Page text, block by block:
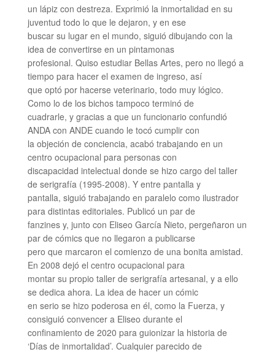
un lápiz con destreza. Exprimió la inmortalidad en su
juventud todo lo que le dejaron, y en ese
buscar su lugar en el mundo, siguió dibujando con la
idea de convertirse en un pintamonas
profesional. Quiso estudiar Bellas Artes, pero no llegó a
tiempo para hacer el examen de ingreso, así
que optó por hacerse veterinario, todo muy lógico.
Como lo de los bichos tampoco terminó de
cuadrarle, y gracias a que un funcionario confundió
ANDA con ANDE cuando le tocó cumplir con
la objeción de conciencia, acabó trabajando en un
centro ocupacional para personas con
discapacidad intelectual donde se hizo cargo del taller
de serigrafía (1995-2008). Y entre pantalla y
pantalla, siguió trabajando en paralelo como ilustrador
para distintas editoriales. Publicó un par de
fanzines y, junto con Eliseo García Nieto, pergeñaron un
par de cómics que no llegaron a publicarse
pero que marcaron el comienzo de una bonita amistad.
En 2008 dejó el centro ocupacional para
montar su propio taller de serigrafía artesanal, y a ello
se dedica ahora. La idea de hacer un cómic
en serio se hizo poderosa en él, como la Fuerza, y
consiguió convencer a Eliseo durante el
confinamiento de 2020 para guionizar la historia de
‘Días de inmortalidad’. Cualquier parecido de